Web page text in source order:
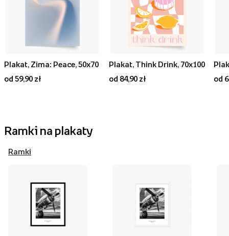
Plakat, Zima: Peace, 50x70
od 59,90 zł
Plakat, Think Drink, 70x100
od 84,90 zł
od
Ramki na plakaty
Ramki